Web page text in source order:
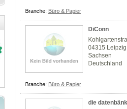
Branche: Büro & Papier
DiConn
04315 Leipzig
Sachsen
Deutschland
Branche: Büro & Papier
die